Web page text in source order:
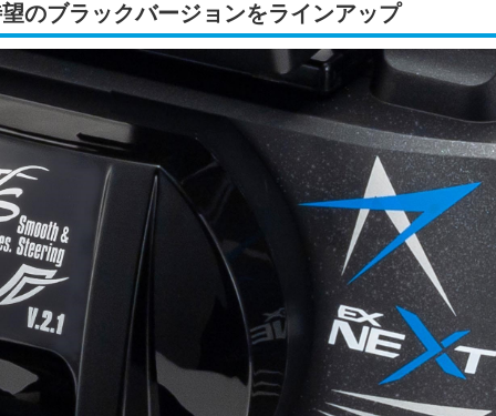
のブラックバージョンをラインアップ